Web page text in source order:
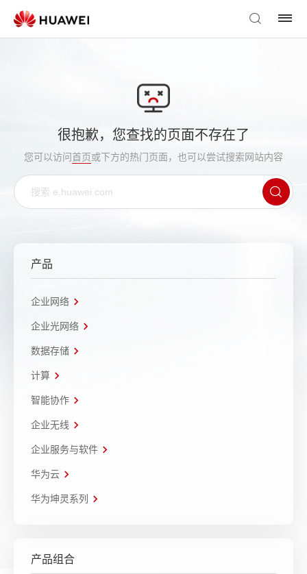
很抱歉，您查找的页面不存在了
您可以访问首页或下方的热门页面，也可以尝试搜索网站内容
产品
企业网络
企业光网络
数据存储
计算
智能协作
企业无线
企业服务与软件
华为云
华为坤灵系列
产品组合